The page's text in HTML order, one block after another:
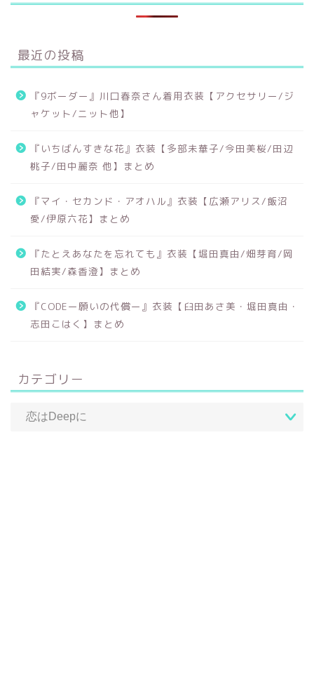
最近の投稿
『9ボーダー』川口春奈さん着用衣装【アクセサリー/ジ
ャケット/ニット他】
『いちばんすきな花』衣装【多部未華子/今田美桜/田辺
桃子/田中麗奈 他】まとめ
『マイ・セカンド・アオハル』衣装【広瀬アリス/飯沼
愛/伊原六花】まとめ
『たとえあなたを忘れても』衣装【堀田真由/畑芽育/岡
田結実/森香澄】まとめ
『CODEー願いの代償ー』衣装【臼田あさ美・堀田真由・
志田こはく】まとめ
カテゴリー